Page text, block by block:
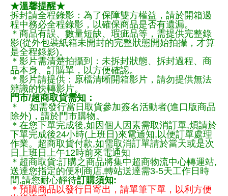
★溫馨提醒★
拆封請全程錄影：為了保障雙方權益，請於開箱過
程中務必全程錄影，以確保商品是否有遺漏。
＊商品有誤、數量短缺、瑕疵品等，需提供完整錄
影(從外包裝紙箱未開封的完整狀態開始拍攝，才算
是全程錄影)。
＊影片需清楚拍攝到：未拆封狀態、拆封過程、商
品本身、訂購單，以方便確認。
＊影片請提供：原檔清晰開箱影片，請勿提供無法
辨識的快轉影片。
門市/超商取貨需知：
＊ 如需發行當日取貨參加簽名活動者(進口版商品
除外)，請於門市購物。
＊在您下單完成後,如因個人因素需取消訂單,煩請於
下單完成後24小時(上班日)來電通知,以便訂單處理
作業。超商取貨付款,如需取消訂單請於當天或是次
日上班日上午12時前來電通知
＊超商取貨:訂購之商品將集中超商物流中心轉運站,
送達您指定的便利商店,轉站送達需3-5天工作日時
間,請您耐心靜待訂購須知:
＊預購商品以發行日寄出，請單筆下單，以利方便